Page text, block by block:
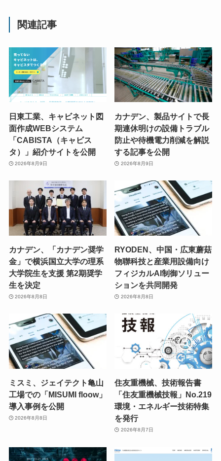
関連記事
日東工業、キャビネット図
面作成WEBシステム
「CABISTA（キャビス
タ）」紹介サイトを公開
2026年8月9日
カナデン、製品サイトで長
期連休明けの設備トラブル
防止や待機電力削減を解説
する記事を公開
2026年8月9日
カナデン、「カナデン奨学
金」で横浜国立大学の理系
大学院生を支援 第2期奨学
生を決定
2026年8月8日
RYODEN、中国・広東蘑菇
物聯科技と産業用設備向け
フィジカルAI制御ソリュー
ションを共同開発
2026年8月8日
ミスミ、ジェイテクト亀山
工場での「MISUMI floow」
導入事例を公開
2026年8月8日
住友重機械、技術報告書
「住友重機械技報」No.219
環境・エネルギー技術特集
を発行
2026年8月7日